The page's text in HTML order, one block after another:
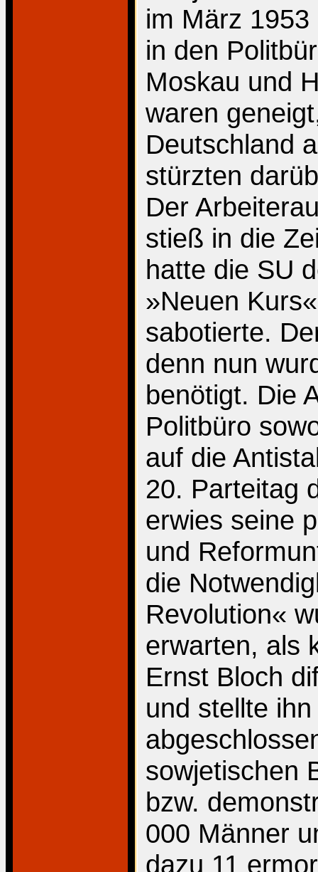
im März
in den
Moskau und
waren
Deutschland
stürzten
Der
stieß in die
hatte die SU
»Neuen
sabotierte.
denn nun
benötigt. Die
Politbüro
auf die
20. Parteitag
erwies seine
und
die
Revolution«
erwarten, als
Ernst Bloch
und stellte
sowjetischen
bzw.
000 Männer
dazu 11